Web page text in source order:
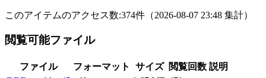
このアイテムのアクセス数:374件 （2026-08-07 23:48 集計）
閲覧可能ファイル
ファイル フォーマット サイズ 閲覧回数 説明